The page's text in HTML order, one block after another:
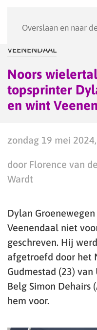
Overslaan en naar
VEENENDAAL
Noors
topsprinter
en wint
zondag 19 mei
door Florence van
Wardt
Dylan
Veenendaal niet
geschreven. Hij
afgetroefd door het
Gudmestad (23)
Belg Simon Dehairs
hem voor.